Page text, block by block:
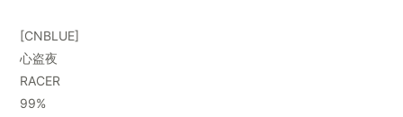
[CNBLUE]
心盗夜
RACER
99%